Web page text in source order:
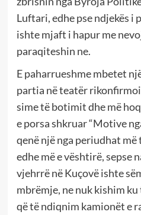
Luftari, edhe pse ndjekës i
ishte mjaft i hapur me
paraqiteshin ne.
E paharrueshme mbetet
partia në teatër
sime të botimit dhe më
e porsa shkruar “Motive
qenë një nga periudhat më
edhe më e vështirë, sepse
vjehrrë në Kuçovë ishte
mbrëmje, ne nuk kishim
që të ndiqnim kamionët e